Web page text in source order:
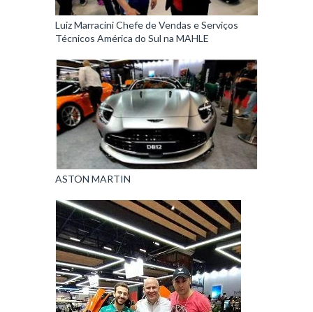
Luiz Marracini Chefe de Vendas e Serviços
Técnicos América do Sul na MAHLE
ASTON MARTIN